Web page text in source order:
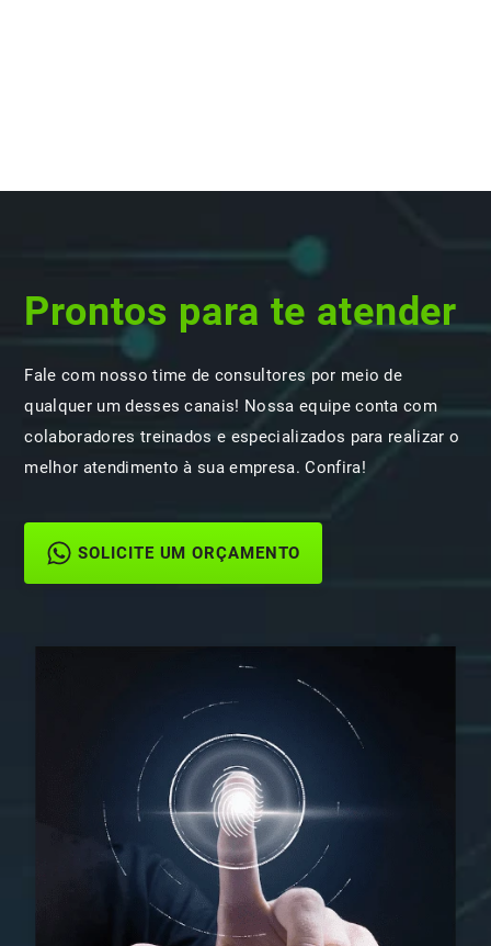
Prontos para te atender
Fale com nosso time de consultores por meio de
qualquer um desses canais! Nossa equipe conta com
colaboradores treinados e especializados para realizar o
melhor atendimento à sua empresa. Confira!
SOLICITE UM ORÇAMENTO